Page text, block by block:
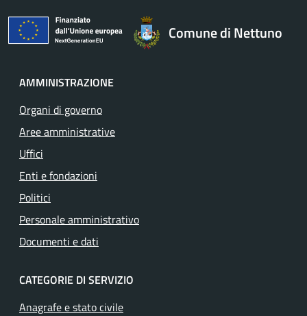
Comune di Nettuno
AMMINISTRAZIONE
Organi di governo
Aree amministrative
Uffici
Enti e fondazioni
Politici
Personale amministrativo
Documenti e dati
CATEGORIE DI SERVIZIO
Anagrafe e stato civile